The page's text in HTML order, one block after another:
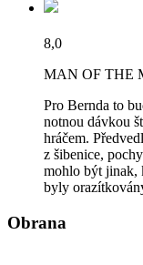
8,0
MAN OF THE
Pro Bernda to
notnou dávkou
hráčem.
z šibenice,
mohlo být jinak,
byly
Obrana